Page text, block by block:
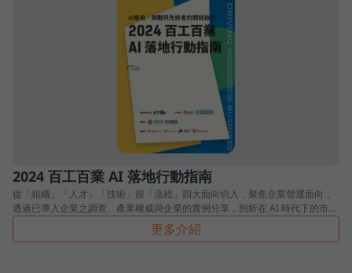
2024 百工百業 AI 落地行動指南
從「組織」「人才」「技術」跟「流程」四大面向切入，聚焦企業營運面向，
透過已導入企業之調查、產業權威與企業的實例分享，剖析在 AI 時代下的市場
格局。
更多介紹